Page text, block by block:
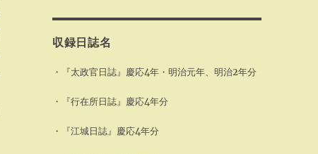
収録日誌名
・『太政官日誌』慶応4年・明治元年、明治2年分
・『行在所日誌』慶応4年分
・『江城日誌』慶応4年分